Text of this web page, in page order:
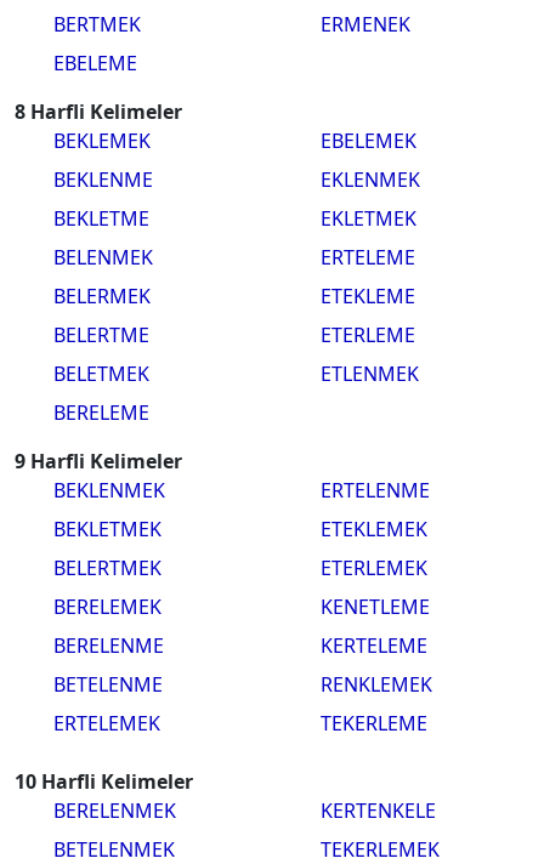
BERTMEK
EBELEME
ERMENEK
8 Harfli Kelimeler
BEKLEMEK
BEKLENME
BEKLETME
BELENMEK
BELERMEK
BELERTME
BELETMEK
BERELEME
EBELEMEK
EKLENMEK
EKLETMEK
ERTELEME
ETEKLEME
ETERLEME
ETLENMEK
9 Harfli Kelimeler
BEKLENMEK
BEKLETMEK
BELERTMEK
BERELEMEK
BERELENME
BETELENME
ERTELEMEK
ERTELENME
ETEKLEMEK
ETERLEMEK
KENETLEME
KERTELEME
RENKLEMEK
TEKERLEME
10 Harfli Kelimeler
BERELENMEK
BETELENMEK
KERTENKELE
TEKERLEMEK